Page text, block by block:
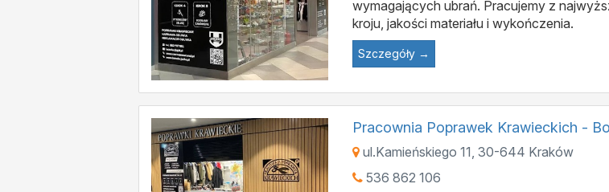
wymagających ubrań. Pracujemy z
kroju, jakości materiału i wykończenia.
Szczegóły →
Pracownia Poprawek Krawieckich -
ul.Kamieńskiego 11, 30-644 Kraków
536 862 106